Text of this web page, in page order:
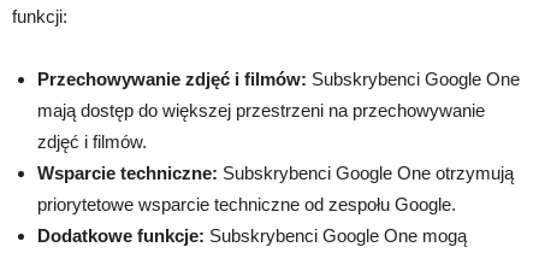
funkcji:
Przechowywanie zdjęć i filmów: Subskrybenci Google One
mają dostęp do większej przestrzeni na przechowywanie
zdjęć i filmów.
Wsparcie techniczne: Subskrybenci Google One otrzymują
priorytetowe wsparcie techniczne od zespołu Google.
Dodatkowe funkcje: Subskrybenci Google One mogą